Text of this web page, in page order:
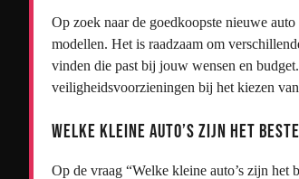
Op zoek naar de goedkoopste nieuwe
modellen. Het is raadzaam om
vinden die past bij jouw wensen en
veiligheidsvoorzieningen bij het kiezen
Welke kleine auto’s zijn het
Op de vraag “Welke kleine auto’s zijn het